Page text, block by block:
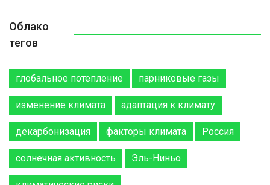
Облако
тегов
глобальное потепление парниковые газы
изменение климата адаптация к климату
декарбонизация факторы климата Россия
солнечная активность Эль-Ниньо